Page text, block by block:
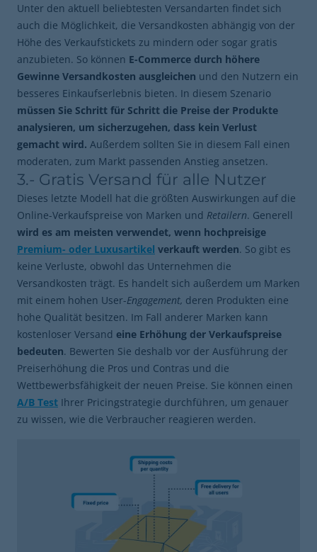
Unter den aktuell beliebtesten Versandarten findet sich
auch die Möglichkeit, die Versandkosten abhängig von der
Höhe des Verkaufstickets zu mindern oder sogar gratis
anzubieten. So können E-Commerce durch höhere
Gewinne Versandkosten ausgleichen und den Nutzern ein
besseres Einkaufserlebnis bieten. In diesem Szenario
müssen Sie Schritt für Schritt die Preise der Produkte
analysieren, um sicherzugehen, dass kein Verlust
gemacht wird. Außerdem sollten Sie in diesem Fall einen
moderaten, zum Markt passenden Anstieg ansetzen.
3.- Gratis Versand für alle Nutzer
Dieses letzte Modell hat die größten Auswirkungen auf die
Online-Verkaufspreise von Marken und Retailern. Generell
wird es am meisten verwendet, wenn hochpreisige
Premium- oder Luxusartikel verkauft werden. So gibt es
keine Verluste, obwohl das Unternehmen die
Versandkosten trägt. Es handelt sich außerdem um Marken
mit einem hohen User-Engagement, deren Produkten eine
hohe Qualität besitzen. Im Fall anderer Marken kann
kostenloser Versand eine Erhöhung der Verkaufspreise
bedeuten. Bewerten Sie deshalb vor der Ausführung der
Preiserhöhung die Pros und Contras und die
Wettbewerbsfähigkeit der neuen Preise. Sie können einen
A/B Test Ihrer Pricingstrategie durchführen, um genauer
zu wissen, wie die Verbraucher reagieren werden.